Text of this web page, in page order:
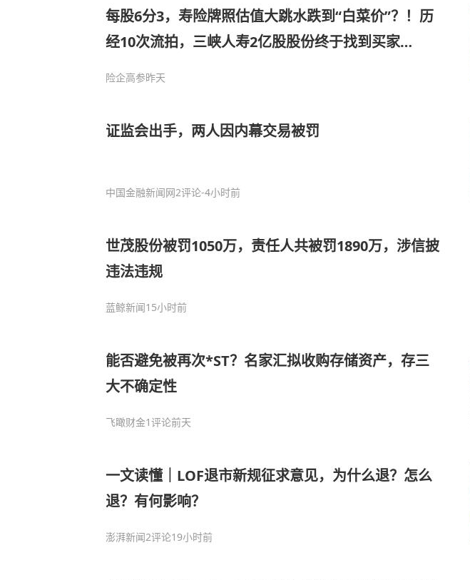
每股6分3，寿险牌照估值大跳水跌到“白菜价”？！历
经10次流拍，三峡人寿2亿股股份终于找到买家…
险企高参昨天
证监会出手，两人因内幕交易被罚
中国金融新闻网2评论-4小时前
世茂股份被罚1050万，责任人共被罚1890万，涉信披
违法违规
蓝鲸新闻15小时前
能否避免被再次*ST？名家汇拟收购存储资产，存三
大不确定性
飞瞰财金1评论前天
一文读懂｜LOF退市新规征求意见，为什么退？怎么
退？有何影响？
澎湃新闻2评论19小时前